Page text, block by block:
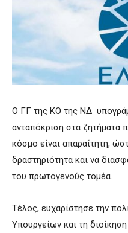
Ο ΓΓ της ΚΟ της ΝΔ
ανταπόκριση στα ζητήματα
κόσμο είναι απαραίτητη,
δραστηριότητα και να
του πρωτογενούς τομέα.
Τέλος, ευχαρίστησε την
Υπουργείων και τη